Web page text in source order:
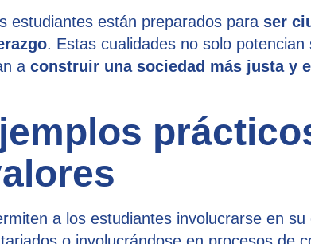
estudiantes están preparados para ser
. Estas cualidades no solo
a construir una sociedad más justa y
a los estudiantes involucrarse en